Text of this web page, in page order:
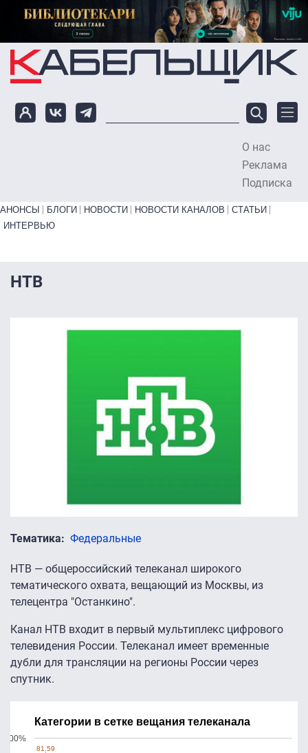
Перейти к основному содержанию
О нас
Реклама
Подписка
Primary links bottom
АНОНСЫ БЛОГИ НОВОСТИ НОВОСТИ КАНАЛОВ
СТАТЬИ
ИНТЕРВЬЮ
НТВ
Тематика Федеральные
НТВ — общероссийский телеканал широкого
тематического охвата, вещающий из Москвы, из
телецентра "Останкино".
Канал НТВ входит в первый мультиплекс цифрового
телевидения России. Телеканал имеет временные
дубли для трансляции на регионы России через
спутник.
Категории в сетке вещания телеканала
100%
81.59
81.59